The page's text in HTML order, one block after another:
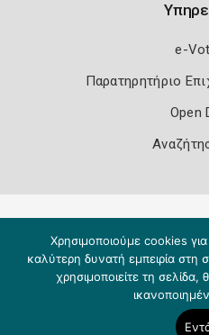
e-
Παρατηρητήριο
Open
Χρησιμοποιούμε cookies
καλύτερη δυνατή εμπειρία στη
χρησιμοποιείτε τη
Copyright 2026